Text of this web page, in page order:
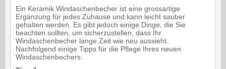
Ein Keramik Windaschenbecher ist eine grossartige
Ergänzung für jedes Zuhause und kann leicht sauber
gehalten werden. Es gibt jedoch einige Dinge, die Sie
beachten sollten, um sicherzustellen, dass Ihr
Windaschenbecher lange Zeit wie neu aussieht.
Nachfolgend einige Tipps für die Pflege Ihres neuen
Windaschenbechers: